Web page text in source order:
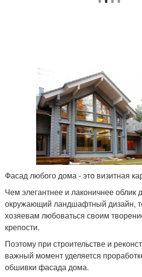
Фасад любого дома - это визитная
Чем элегантнее и лаконичнее облик
окружающий ландшафтный дизайн,
хозяевам любоваться своим
крепости.
Поэтому при строительстве и
важный момент уделяется
обшивки фасада дома.